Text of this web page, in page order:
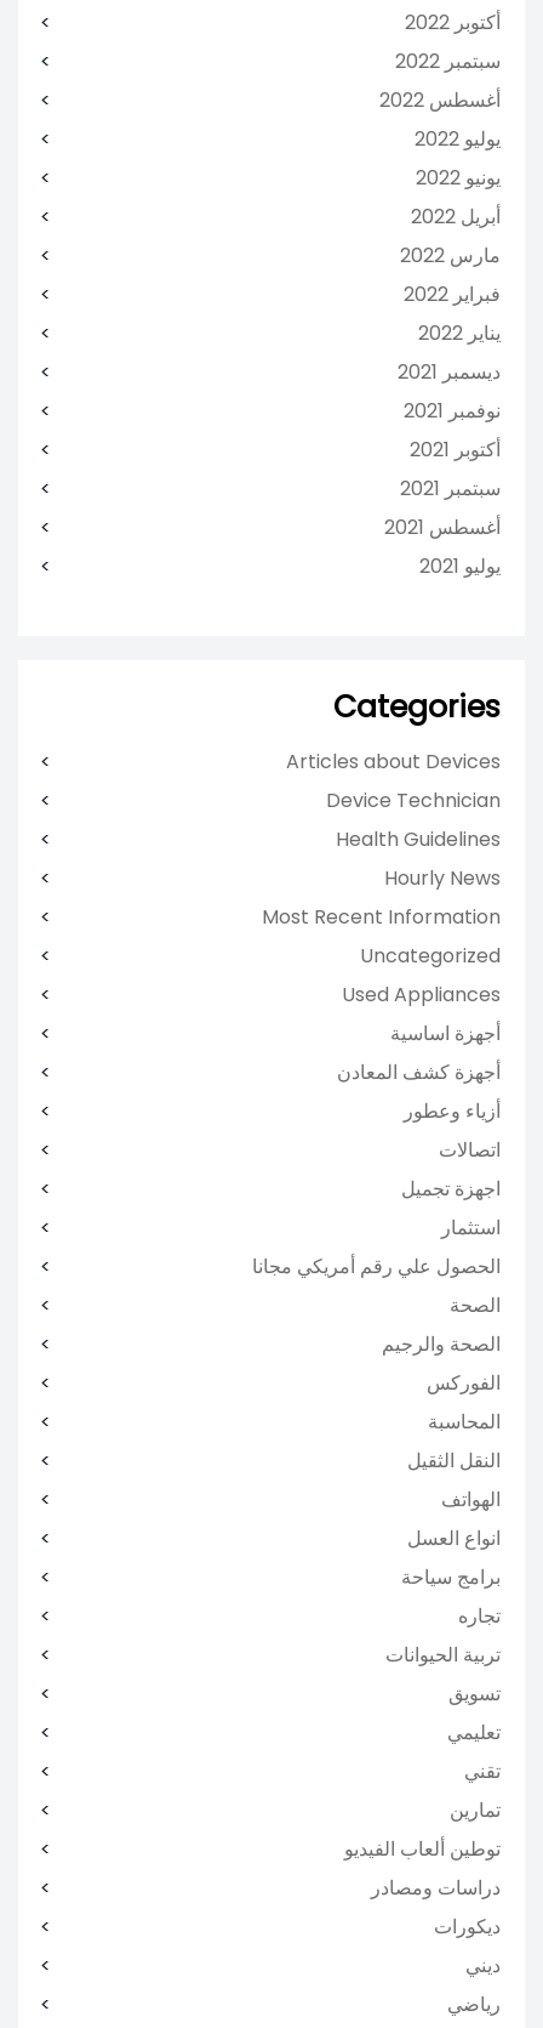
أكتوبر 2022
سبتمبر 2022
أغسطس 2022
يوليو 2022
يونيو 2022
أبريل 2022
مارس 2022
فبراير 2022
يناير 2022
ديسمبر 2021
نوفمبر 2021
أكتوبر 2021
سبتمبر 2021
أغسطس 2021
يوليو 2021
Categories
Articles about Devices
Device Technician
Health Guidelines
Hourly News
Most Recent Information
Uncategorized
Used Appliances
أجهزة اساسية
أجهزة كشف المعادن
أزياء وعطور
اتصالات
اجهزة تجميل
استثمار
الحصول علي رقم أمريكي مجانا
الصحة
الصحة والرجيم
الفوركس
المحاسبة
النقل الثقيل
الهواتف
انواع العسل
برامج سياحة
تجاره
تربية الحيوانات
تسويق
تعليمي
تقني
تمارين
توطين ألعاب الفيديو
دراسات ومصادر
ديكورات
ديني
رياضي